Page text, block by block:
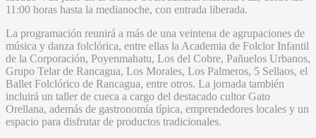
11:00 horas hasta la medianoche, con entrada liberada.
La programación reunirá a más de una veintena de agrupaciones de
música y danza folclórica, entre ellas la Academia de Folclor Infantil
de la Corporación, Poyenmahatu, Los del Cobre, Pañuelos Urbanos,
Grupo Telar de Rancagua, Los Morales, Los Palmeros, 5 Sellaos, el
Ballet Folclórico de Rancagua, entre otros. La jornada también
incluirá un taller de cueca a cargo del destacado cultor Gato
Orellana, además de gastronomía típica, emprendedores locales y un
espacio para disfrutar de productos tradicionales.